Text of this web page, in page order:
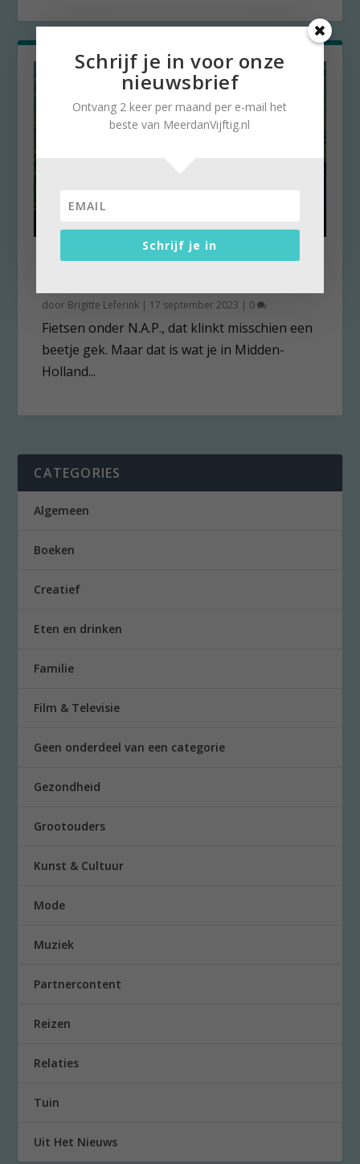
Fietsen onder N.A.P. in
door Brigitte Leferink | 17 september 2023 | 0
Fietsen onder N.A.P., dat klinkt misschien een
beetje gek. Maar dat is wat je in Midden-
Holland...
CATEGORIES
Algemeen
Boeken
Creatief
Eten en drinken
Familie
Film & Televisie
Geen onderdeel van een categorie
Gezondheid
Grootouders
Kunst & Cultuur
Mode
Muziek
Partnercontent
Reizen
Relaties
Tuin
Uit Het Nieuws
Schrijf je in voor onze
nieuwsbrief
Ontvang 2 keer per maand per e-mail het
beste van MeerdanVijftig.nl
Schrijf je in